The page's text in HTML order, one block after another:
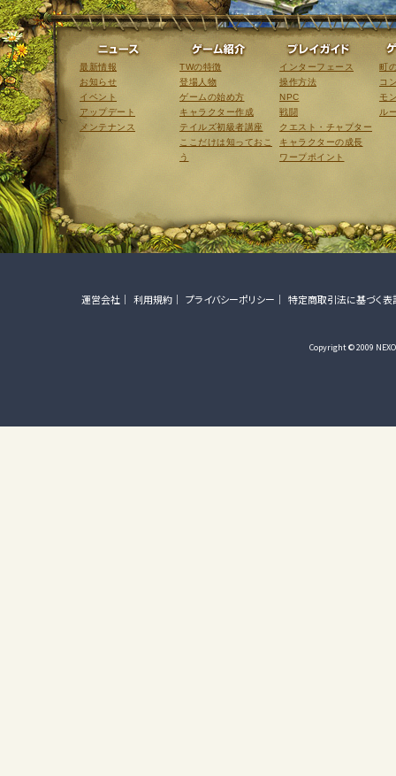
ニュース
最新情報
お知らせ
イベント
アップデート
メンテナンス
ゲーム紹介
TWの特徴
登場人物
ゲームの始め方
キャラクター作成
テイルズ初級者講座
ここだけは知っておこ
う
インターフェース
操作方法
NPC
戦闘
クエスト・チャプター
キャラクターの成長
ワープポイント
町
コ
モ
ル
運営会社 利用規約 プライバシーポリシー 特定商取引法に基づく表
Copyright © 2009